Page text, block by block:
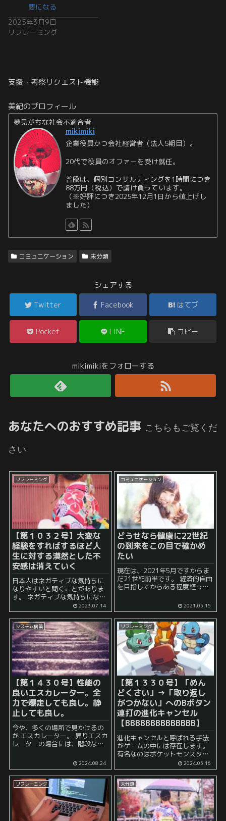
要になる
2025年3月9日
リフレーミング
支援・考察リクエスト機能
美紀のプロフィール
夢見がちな社会不適合者
mikimiki
企業役員かつ会社経営者（法人5期目）。
20代で役員のオファーを受け就任。
普段は、個別コンサルティングを1時間につき
88万円（税込）で請け負っています。
（※好評につき2025年12月1日から値上げし
ました）
コミュニケーション 未分類
シェアする
Twitter Facebook はてブ
Pocket LINE コピー
mikimikiをフォローする
あなたへのおすすめ記事 こちらもご覧くだ
さい
リフレーミング
【第１０３２号】大変な
経験をすればするほど人
生に対する漠然とした不
安感は消えていく
日本人はネガティブな気持ちに
なりやすいと聞くことがありま
す。 ネガティブな気持ちになっ
てしまう最大の原因は 漠然とし
た将来への不安 があるからでは
ないでしょうか？ これは特に若
い人ほど、真面目に自分の将来
を考えてい...
2023.07.14
コミュニケーション
どうせなら健康に22世紀
の到来をこの目で確かめ
たい
現在は、2021年5月ですからま
だ21世紀前半です。 経済的自由
を目指してからある程度経って
が少しずつ変わってきたと感じ
ています。 まず、金融資産が
1000万円ほどしかなかった頃は
まだ老後不安という...
2021.05.15
システム構築
【第１４３０号】性能の
良いエスカレーター。全
力で爆走しても良し。静
止しても良し。
今や、多くの場所で見かけるの
が エスカレーター。 昇りエスカ
レーターの場合には、階段など
ところが良いですね。 疲れてい
る時には、エスカレーターの上
に乗り、上に上がるのを待つだ
けで、目的地に近づ...
2024.08.24
リフレーミング
【第１３３０号】「めん
どくさい」→「取り返し
がつかない」へのBボタン
連打の進化キャンセル
【BBBBBBBBBBBBBB】
進化キャンセルと呼ばれる手法
がゲームの中には存在します。
有名なのはポケットモンスター
シリーズにおける「Bボタン連
打」でしょう。 進化キャンセル
とは、ポケモンが進化する時
に、進化をやめさせること。 ポ
ケモンが進化しそう...
2024.05.16
リフレーミング 未分類